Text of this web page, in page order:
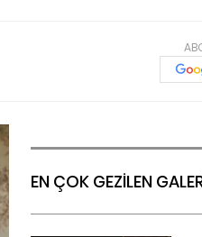
EN ÇOK GEZİLEN